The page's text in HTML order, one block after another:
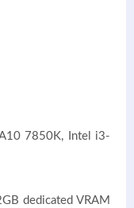
7850K, Intel i3-
dedicated VRAM